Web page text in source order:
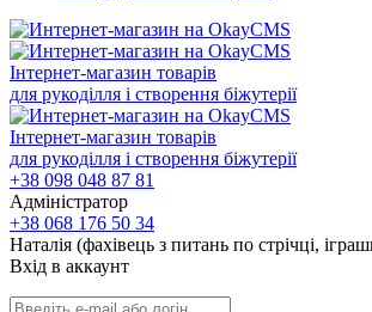
Інтернет-магазин товарів
для рукоділля і створення біжутерії
Інтернет-магазин товарів
для рукоділля і створення біжутерії
+38 098 048 87 81
Адміністратор
+38 068 176 50 34
Наталія (фахівець з питань по стрічці,
Вхiд в аккаунт